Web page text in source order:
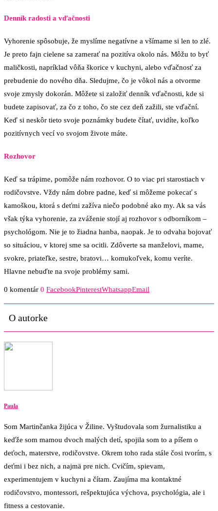
Denník radosti a vďačnosti
Vyhorenie spôsobuje, že myslíme negatívne a všímame si len to zlé.
Je preto fajn cielene sa zamerať na pozitíva okolo nás. Môžu to byť
maličkosti, napríklad vôňa škorice v kuchyni, alebo vďačnosť za
prebudenie do nového dňa. Sledujme, čo je vôkol nás a otvorme
svoje zmysly dokorán. Môžete si založiť denník vďačnosti, kde si
budete zapisovať, za čo z toho, čo ste cez deň zažili, ste vďační.
Keď si neskôr tieto svoje poznámky budete čítať, uvidíte, koľko
pozitívnych vecí vo svojom živote máte.
Rozhovor
Keď sa trápime, pomôže nám rozhovor. O to viac pri starostiach v
rodičovstve. Vždy nám dobre padne, keď si môžeme pokecať s
kamoškou, ktorá s deťmi zažíva niečo podobné ako my. Ak sa vás
však týka vyhorenie, za zváženie stojí aj rozhovor s odborníkom –
psychológom. Nie je to žiadna hanba, naopak. Je to odvaha bojovať
so situáciou, v ktorej sme sa ocitli. Zdôverte sa manželovi, mame,
svokre, priateľke, sestre, bratovi… komukoľvek, komu veríte.
Hlavne nebuďte na svoje problémy sami.
0 komentár 0 FacebookPinterestWhatsappEmail
O autorke
Paula
Som Martinčanka žijúca v Žiline. Vyštudovala som žurnalistiku a
keďže som mamou dvoch malých detí, spojila som to a píšem o
deťoch, materstve, rodičovstve. Okrem toho rada stále čosi tvorím, s
deťmi i bez nich, a najmä pre nich. Cvičím, spievam,
experimentujem v kuchyni a čítam. Zaujíma ma kontaktné
rodičovstvo, montessori, rešpektujúca výchova, psychológia, ale i
fitness a cestovanie.